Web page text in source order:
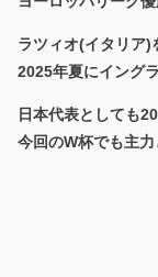
ラツィオ(イタリア)
2025年夏にイング
日本代表としても
今回のW杯でも主力